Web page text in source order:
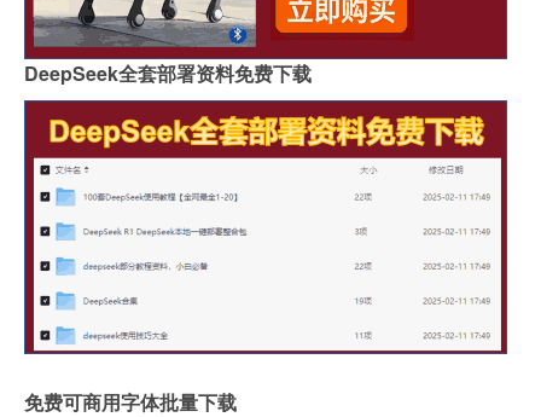
DeepSeek全套部署资料免费下载
免费可商用字体批量下载